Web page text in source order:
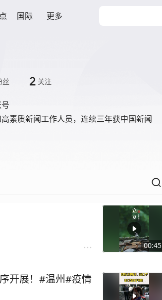
国际 更多
丝 2 关注
素质新闻工作人员，连续三年获中国新闻
00:45
开展！#温州#疫情